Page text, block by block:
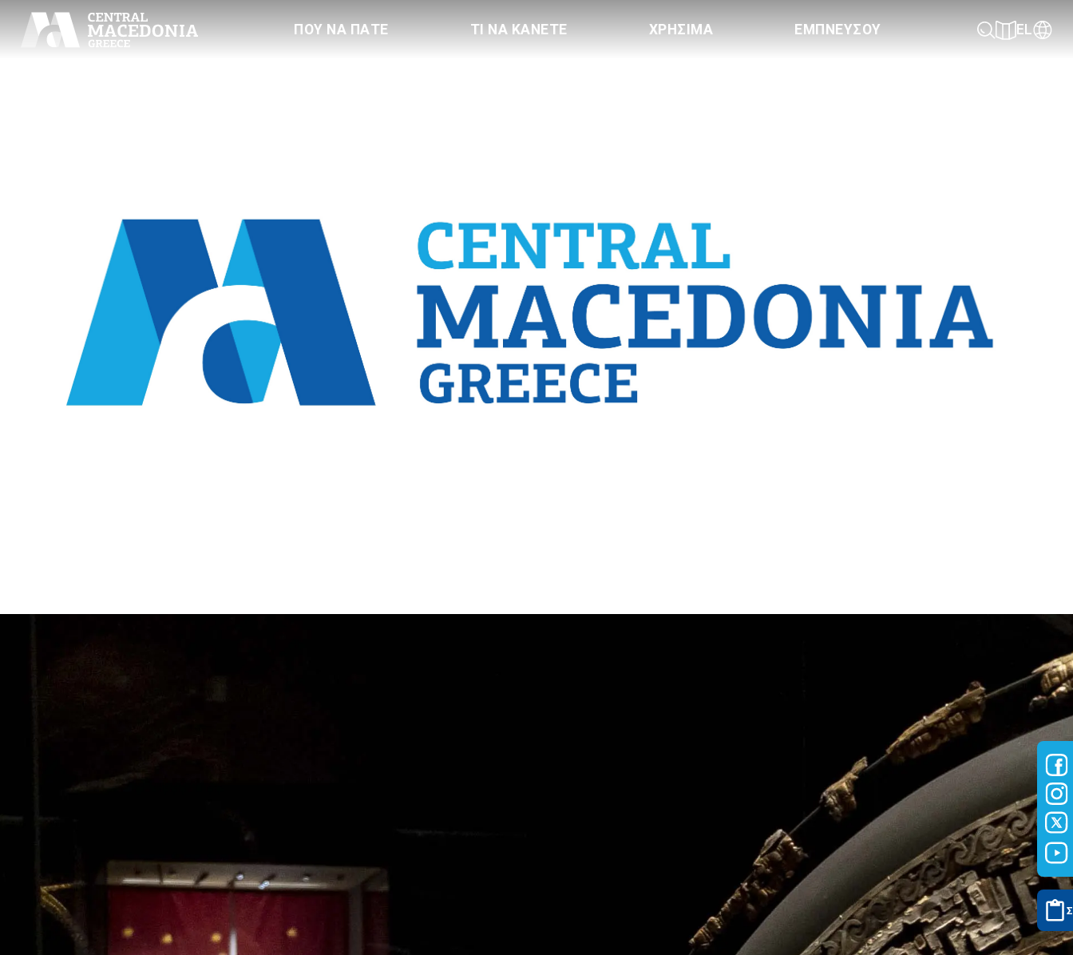
ΠΟΥ ΝΑ ΠΑΤΕ ΤΙ ΝΑ ΚΑΝΕΤΕ ΧΡΗΣΙΜΑ ΕΜΠΝΕΥΣΟΥ EL